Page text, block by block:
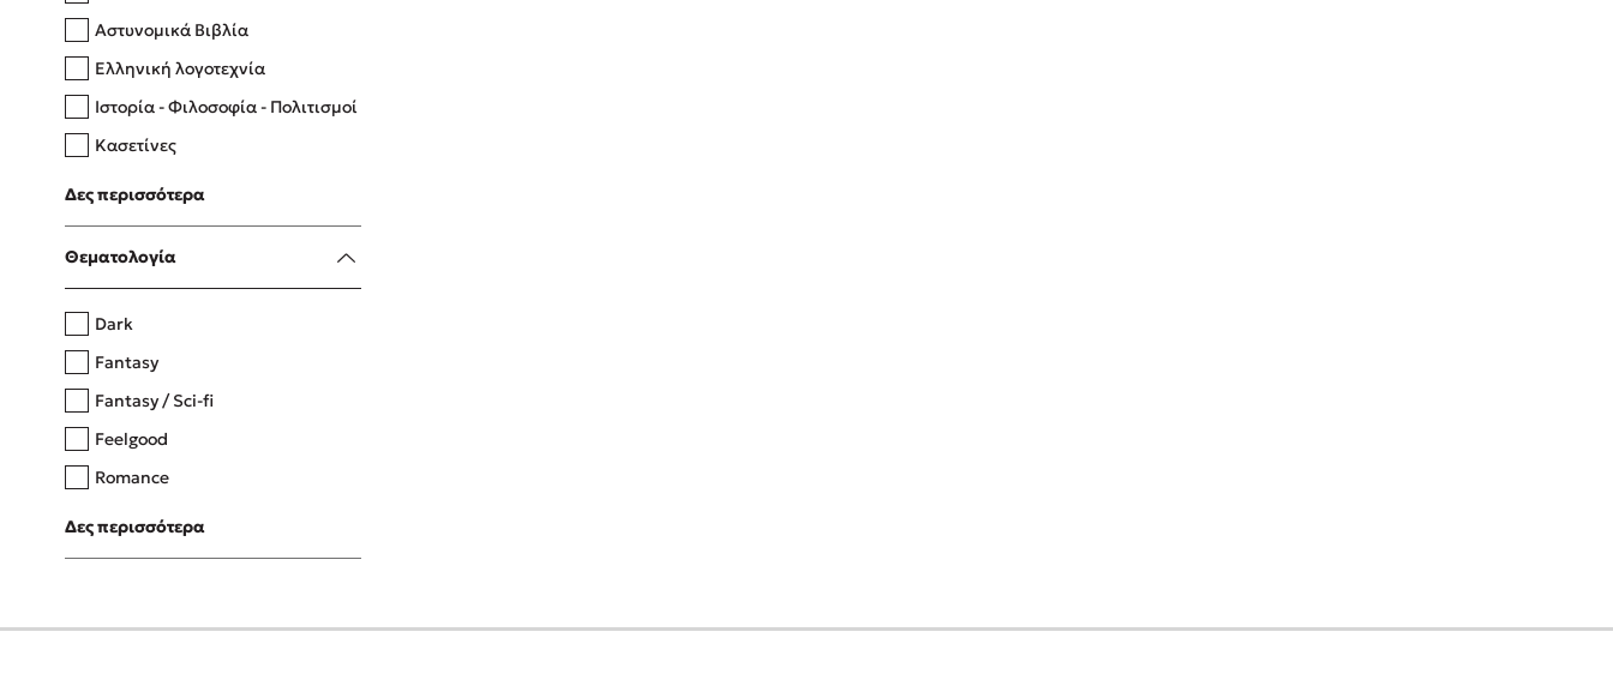
Δανάη Δεληγεώργη
Πάνω, κάτω, μπροστά, πίσω
Η μέθοδος Αφήστε τους
Αστυνομικά Βιβλία
Ελληνική λογοτεχνία
Ιστορία - Φιλοσοφία - Πολιτισμοί
Κασετίνες
Λευκώματα - Έγχρωμοι οδηγοί
Μαγειρική
Δες περισσότερα
Θεματολογία
Dark
Fantasy
Fantasy / Sci-fi
Feelgood
Romance
Upmarket
Young Adult
Δες περισσότερα